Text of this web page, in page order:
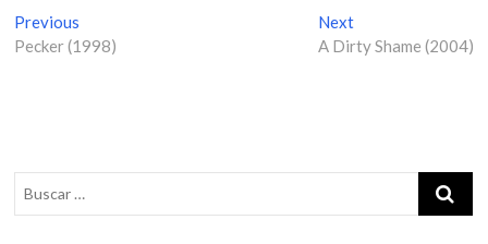
N
a
g
a
Previous
r
p
Pecker (1998)
NextN
e
:
A Dirty Shame (2004)